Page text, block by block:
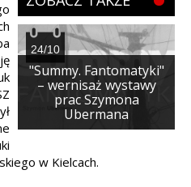
24/10
"Summy. Fantomatyki"
– wernisaż wystawy
prac Szymona
Ubermana
w Kielcach.